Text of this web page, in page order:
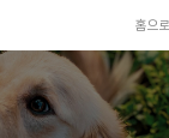
홈으로